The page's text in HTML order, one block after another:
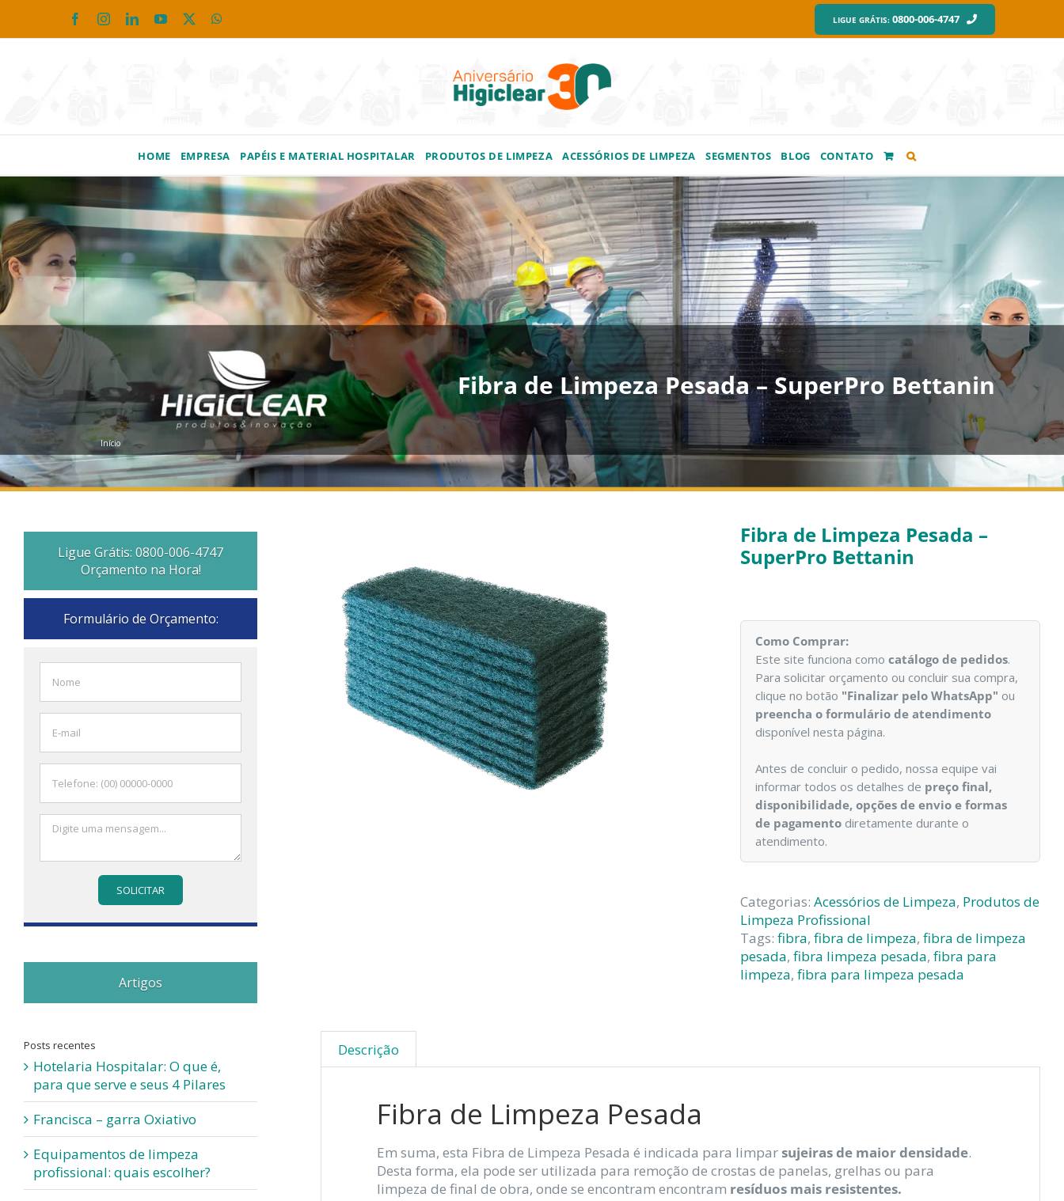
o
FacebookInstagramLinkedInYouTube LIGUE GRÁTIS: 0800-006-4747
HOME EMPRESA PAPÉIS E MATERIAL HOSPITALAR PRODUTOS DE LIMPEZA ACESSÓRIOS DE LIMPEZA SEGMENTOS BLOG CONTATO
Fibra de Limpeza Pesada – SuperPro Bettanin
Início
Fibra de Limpeza Pesada –
SuperPro Bettanin
Como Comprar:
Este site funciona comocatálogo de pedidos.
Para solicitar orçamento ou concluir sua compra,
clique no botão "Finalizar pelo WhatsApp" ou
preencha o formulário de atendimento
disponível nesta página.
Antes de concluir o pedido, nossa equipe vai
informar todos os detalhes de preço final,
disponibilidade, opções de envio e formas
de pagamento diretamente durante o
atendimento.
Categorias:Acessórios de Limpeza, Produtos de
Limpeza Profissional
Tags:fibra,fibra de limpeza,fibra de limpeza
pesada,fibra limpeza pesada,fibra para
limpeza,fibra para limpeza pesada
Descrição
Fibra de Limpeza Pesada
Em suma, esta Fibra de Limpeza Pesada é indicada para limparsujeiras de maior densidade.
Desta forma, ela pode ser utilizada para remoção de crostas de panelas, grelhas ou para
limpeza de final de obra, onde se encontram encontram resíduos mais resistentes.
Ligue Grátis: 0800-006-4747
Orçamento na Hora!
Formulário de Orçamento:
Artigos
Posts recentes
Hotelaria Hospitalar: O que é,
para que serve e seus 4 Pilares
Francisca – garra Oxiativo
Equipamentos de limpeza
profissional: quais escolher?